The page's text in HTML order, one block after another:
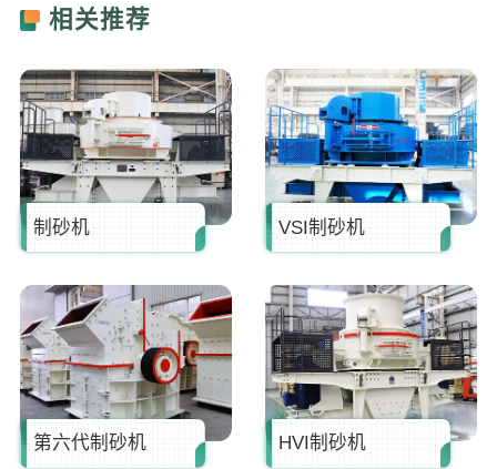
胡** 181****6660 13分钟前
张** 173****8712 16分钟前
相关推荐
制砂机 VSI制砂机
第六代制砂机 HVI制砂机